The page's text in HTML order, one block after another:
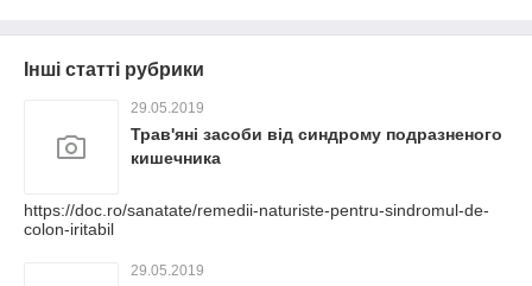
Інші статті рубрики
29.05.2019
Трав'яні засоби від синдрому подразненого
кишечника
https://doc.ro/sanatate/remedii-naturiste-pentru-sindromul-de-
colon-iritabil
29.05.2019